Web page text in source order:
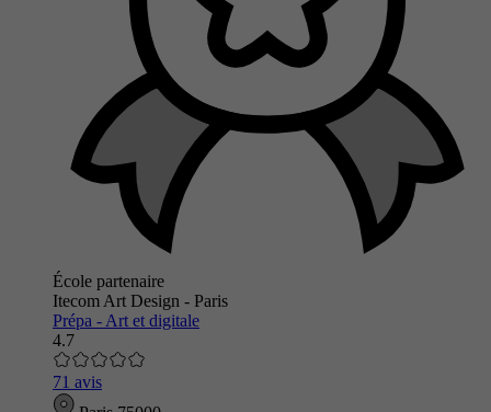
École partenaire
Itecom Art Design - Paris
Prépa - Art et digitale
4.7
71 avis